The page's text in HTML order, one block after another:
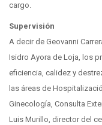
cargo.
Supervisión
A decir de Geovanni
Isidro Ayora de Loja, los
eficiencia, calidez y
las áreas de
Ginecología, Consulta
Luis Murillo, director del